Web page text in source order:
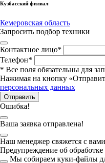
Кузбасский филиал
Кемеровская область
Запросить подбор техники
Контактное лицо*
Телефон*
* Все поля обязательны для
Нажимая на кнопку
персональных данных
Отправить
Ошибка!
Ваша заявка отправлена!
Наш менеджер свяжется с
Предупреждение об обработке
Мы собираем куки-файлы